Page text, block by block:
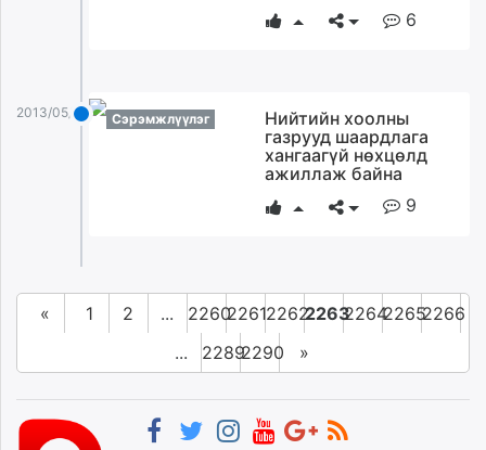
6
2013/05/24 Сэрэмжлүүлэг
Нийтийн хоолны
газрууд шаардлага
хангаагүй нөхцөлд
ажиллаж байна
9
« 1 2 ... 2260226122622263226422652266
...
22892290 »